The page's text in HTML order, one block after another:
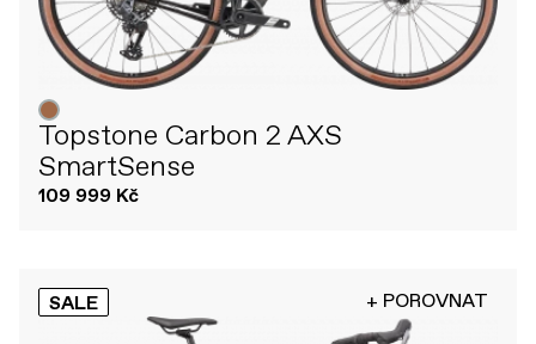
Topstone Carbon 2 AXS
SmartSense
109 999 Kč
SALE + POROVNAT